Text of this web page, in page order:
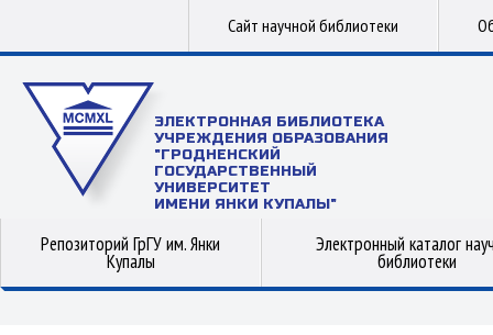
Сайт научной библиотеки
ЭЛЕКТРОННАЯ БИБЛИОТЕКА
УЧРЕЖДЕНИЯ ОБРАЗОВАНИЯ
"ГРОДНЕНСКИЙ
ГОСУДАРСТВЕННЫЙ
УНИВЕРСИТЕТ
ИМЕНИ ЯНКИ КУПАЛЫ"
Репозиторий ГрГУ им. Янки
Купалы
Электронный каталог
библиотеки